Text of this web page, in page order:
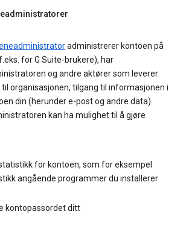
administrerer kontoen på
for G Suite-brukere), har
og andre aktører som leverer
organisasjonen, tilgang til informasjonen i
din (herunder e-post og andre data).
kan ha mulighet til å gjøre
for kontoen, som for eksempel
angående programmer du installerer
kontopassordet ditt